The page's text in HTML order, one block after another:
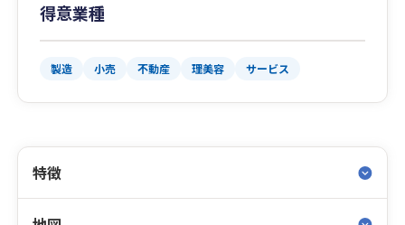
得意業種
製造 小売 不動産 理美容 サービス
特徴